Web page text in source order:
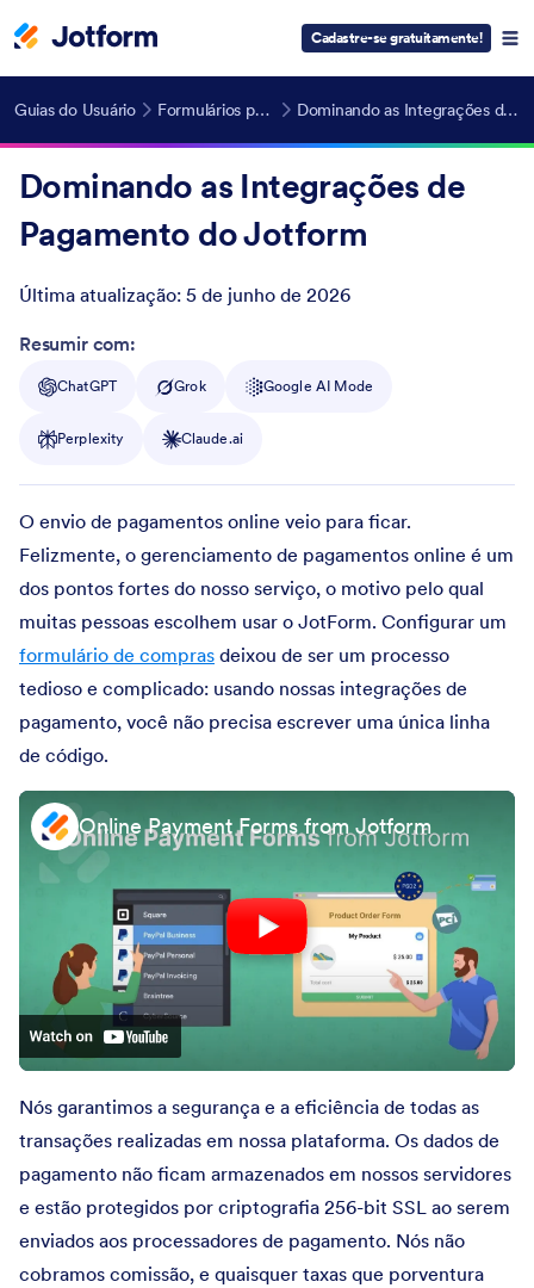
Cadastre-se gratuitamente!
Guias do Usuário Formulários para Pagamentos Dominando as Integrações de Pagamento do Jotform
Dominando as Integrações de
Pagamento do Jotform
Última atualização: 5 de junho de 2026
Post ID
Resumir com:
ChatGPT Grok Google AI Mode
Perplexity Claude.ai
O envio de pagamentos online veio para ficar.
Felizmente, o gerenciamento de pagamentos online é um
dos pontos fortes do nosso serviço, o motivo pelo qual
muitas pessoas escolhem usar o JotForm. Configurar um
formulário de compras deixou de ser um processo
tedioso e complicado: usando nossas integrações de
pagamento, você não precisa escrever uma única linha
de código.
Online Payment Forms from Jotform
Nós garantimos a segurança e a eficiência de todas as
transações realizadas em nossa plataforma. Os dados de
pagamento não ficam armazenados em nossos servidores
e estão protegidos por criptografia 256-bit SSL ao serem
enviados aos processadores de pagamento. Nós não
cobramos comissão, e quaisquer taxas que porventura